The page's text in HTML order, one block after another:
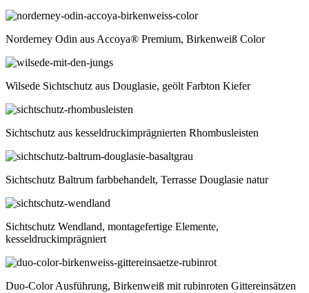
Norderney Odin aus Accoya® Premium, Birkenweiß Color
Wilsede Sichtschutz aus Douglasie, geölt Farbton Kiefer
Sichtschutz aus kesseldruckimprägnierten Rhombusleisten
Sichtschutz Baltrum farbbehandelt, Terrasse Douglasie natur
Sichtschutz Wendland, montagefertige Elemente,
kesseldruckimprägniert
Duo-Color Ausführung, Birkenweiß mit rubinroten Gittereinsätzen